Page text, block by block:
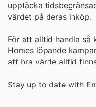
upptäcka
värdet på deras inköp.
För att alltid handla så
Homes löpande
att bra värde alltid
Stay up to date with